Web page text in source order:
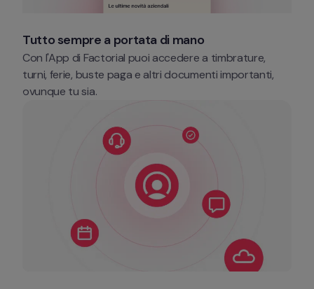
Tutto sempre a portata di mano
Con l'App di Factorial puoi accedere a timbrature,
turni, ferie, buste paga e altri documenti importanti,
ovunque tu sia.